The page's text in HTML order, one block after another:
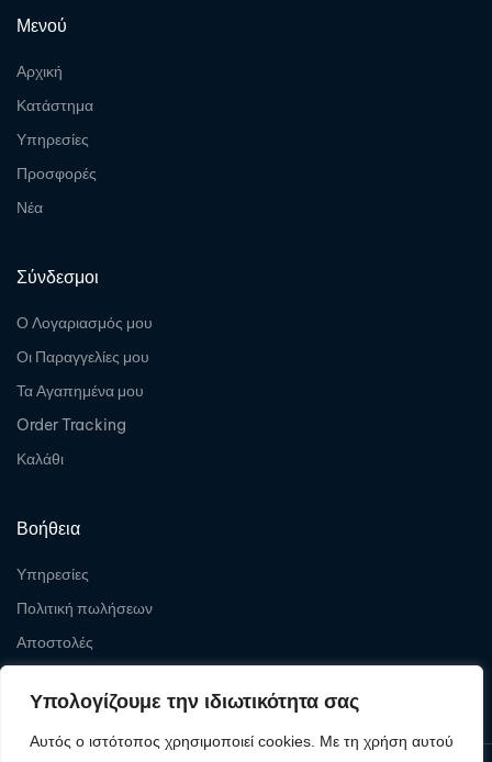
Υπολογίζουμε την ιδιωτικότητα σας
Αυτός ο ιστότοπος χρησιμοποιεί cookies. Με τη χρήση αυτού
Μενού
Αρχική
Κατάστημα
Υπηρεσίες
Προσφορές
Νέα
Σύνδεσμοι
Ο Λογαριασμός μου
Οι Παραγγελίες μου
Τα Αγαπημένα μου
Order Tracking
Καλάθι
Βοήθεια
Υπηρεσίες
Πολιτική πωλήσεων
Αποστολές